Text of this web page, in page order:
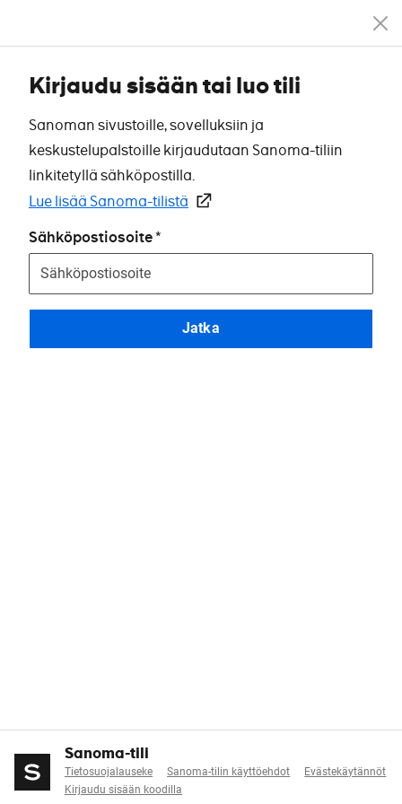
Kirjaudu sisään tai luo tili
Sanoman sivustoille, sovelluksiin ja
keskustelupalstoille kirjaudutaan Sanoma-tiliin
linkitetyllä sähköpostilla.
Lue lisää Sanoma-tilistä
Sähköpostiosoite
Jatka
Sanoma-tili
Tietosuojalauseke Sanoma-tilin käyttöehdot
Evästekäytännöt
Kirjaudu sisään koodilla